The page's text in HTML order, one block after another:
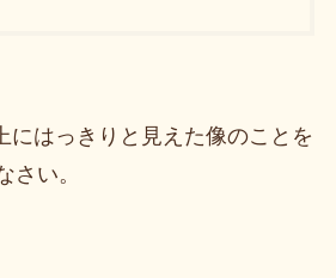
にはっきりと見えた像のことを
さい。